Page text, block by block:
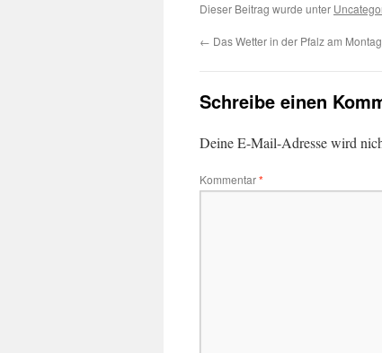
Dieser Beitrag wurde unter
← Das Wetter in der Pfalz am
Schreibe einen
Deine E-Mail-Adresse wird
Kommentar*